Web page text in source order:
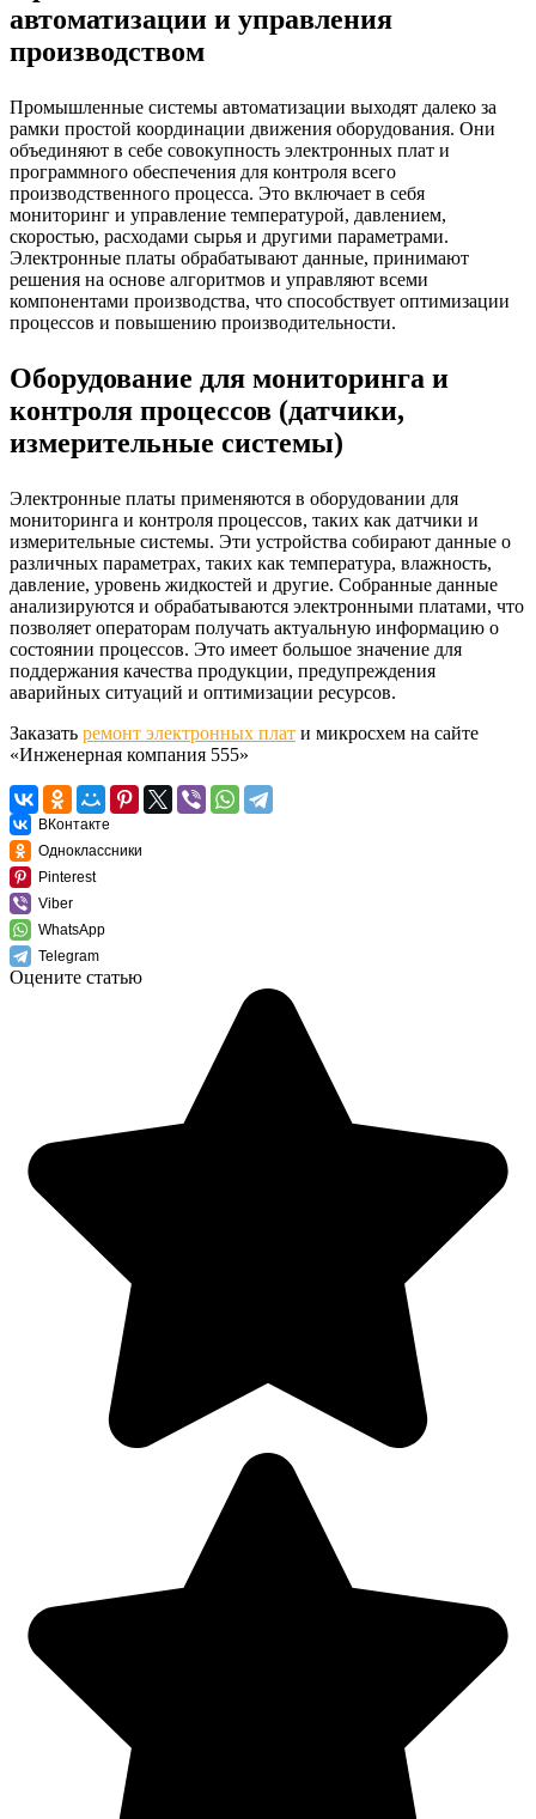
автоматизации и управления
производством
Промышленные системы автоматизации выходят далеко за
рамки простой координации движения оборудования. Они
объединяют в себе совокупность электронных плат и
программного обеспечения для контроля всего
производственного процесса. Это включает в себя
мониторинг и управление температурой, давлением,
скоростью, расходами сырья и другими параметрами.
Электронные платы обрабатывают данные, принимают
решения на основе алгоритмов и управляют всеми
компонентами производства, что способствует оптимизации
процессов и повышению производительности.
Оборудование для мониторинга и
контроля процессов (датчики,
измерительные системы)
Электронные платы применяются в оборудовании для
мониторинга и контроля процессов, таких как датчики и
измерительные системы. Эти устройства собирают данные о
различных параметрах, таких как температура, влажность,
давление, уровень жидкостей и другие. Собранные данные
анализируются и обрабатываются электронными платами, что
позволяет операторам получать актуальную информацию о
состоянии процессов. Это имеет большое значение для
поддержания качества продукции, предупреждения
аварийных ситуаций и оптимизации ресурсов.
Заказать ремонт электронных плат и микросхем на сайте
«Инженерная компания 555»
ВКонтакте
Одноклассники
Pinterest
Viber
WhatsApp
Telegram
Оцените статью